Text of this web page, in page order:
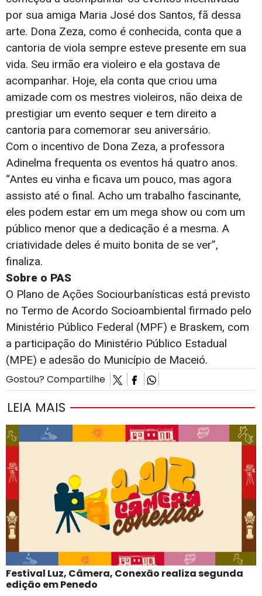
por sua amiga Maria José dos Santos, fã dessa
arte. Dona Zeza, como é conhecida, conta que a
cantoria de viola sempre esteve presente em sua
vida. Seu irmão era violeiro e ela gostava de
acompanhar. Hoje, ela conta que criou uma
amizade com os mestres violeiros, não deixa de
prestigiar um evento sequer e tem direito a
cantoria para comemorar seu aniversário.
Com o incentivo de Dona Zeza, a professora
Adinelma frequenta os eventos há quatro anos.
“Antes eu vinha e ficava um pouco, mas agora
assisto até o final. Acho um trabalho fascinante,
eles podem estar em um mega show ou com um
público menor que a dedicação é a mesma. A
criatividade deles é muito bonita de se ver”,
finaliza.
Sobre o PAS
O Plano de Ações Sociourbanísticas está previsto
no Termo de Acordo Socioambiental firmado pelo
Ministério Público Federal (MPF) e Braskem, com
a participação do Ministério Público Estadual
(MPE) e adesão do Município de Maceió.
Gostou? Compartilhe
LEIA MAIS
Festival Luz, Câmera, Conexão realiza segunda
edição em Penedo